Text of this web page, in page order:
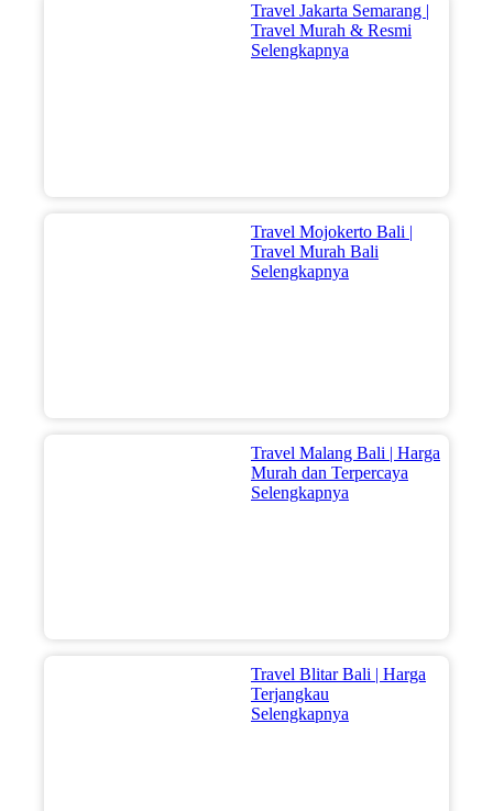
Travel Jakarta Semarang |
Travel Murah & Resmi
Selengkapnya
Travel Mojokerto Bali |
Travel Murah Bali
Selengkapnya
Travel Malang Bali | Harga
Murah dan Terpercaya
Selengkapnya
Travel Blitar Bali | Harga
Terjangkau
Selengkapnya